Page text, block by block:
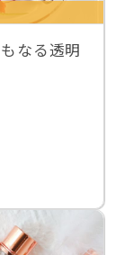
なる透明